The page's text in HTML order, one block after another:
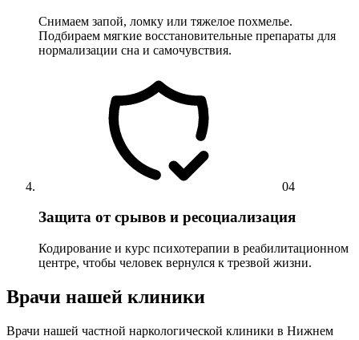
Снимаем запой, ломку или тяжелое похмелье.
Подбираем мягкие восстановительные препараты для
нормализации сна и самочувствия.
04
Защита от срывов и ресоциализация
Кодирование и курс психотерапии в реабилитационном
центре, чтобы человек вернулся к трезвой жизни.
Врачи нашей клиники
Врачи нашей частной наркологической клиники в Нижнем